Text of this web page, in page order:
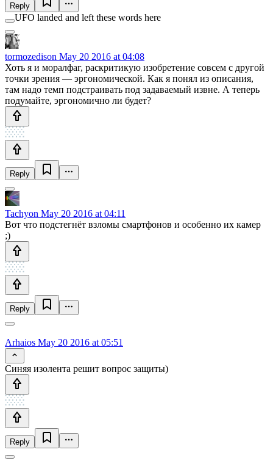
Reply
UFO landed and left these words here
tormozedison May 20 2016 at 04:08
Хоть я и моралфаг, раскритикую изобретение совсем с другой
точки зрения — эргономической. Как я понял из описания,
там надо темп подстраивать под задаваемый извне. А теперь
подумайте, эргономично ли будет?
Reply
Tachyon May 20 2016 at 04:11
Вот что подстегнёт взломы смартфонов и особенно их камер
;)
Reply
Arhaios May 20 2016 at 05:51
Синяя изолента решит вопрос защиты)
Reply